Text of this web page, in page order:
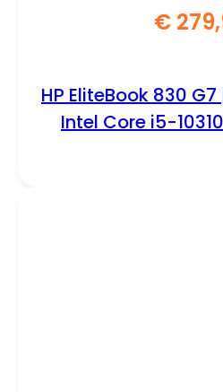
€
HP EliteBook 830 G7
Intel Core i5-